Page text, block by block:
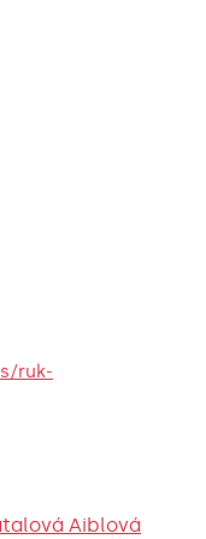
ruk-
Aiblová